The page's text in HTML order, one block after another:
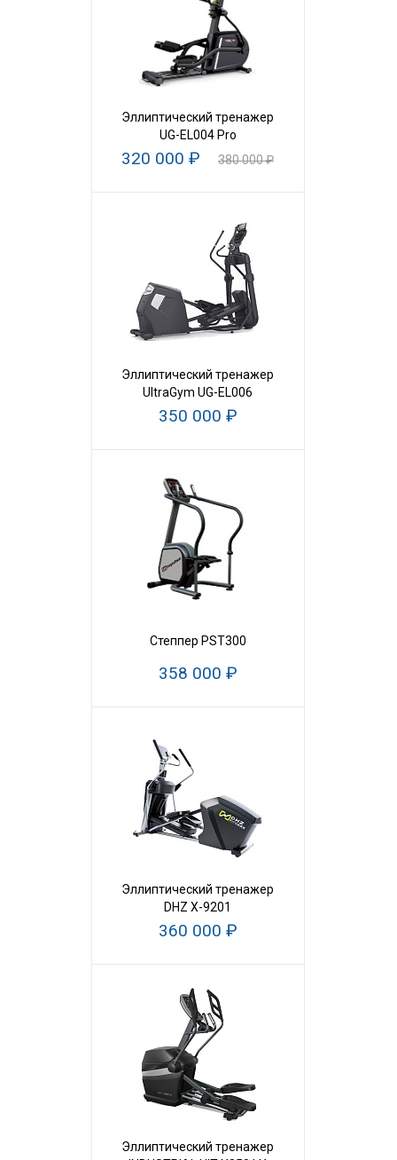
Эллиптический тренажер
UG-EL004 Pro
320 000 ₽ 380 000 ₽
Эллиптический тренажер
UltraGym UG-EL006
350 000 ₽
Степпер PST300
358 000 ₽
Эллиптический тренажер
DHZ X-9201
360 000 ₽
Эллиптический тренажер